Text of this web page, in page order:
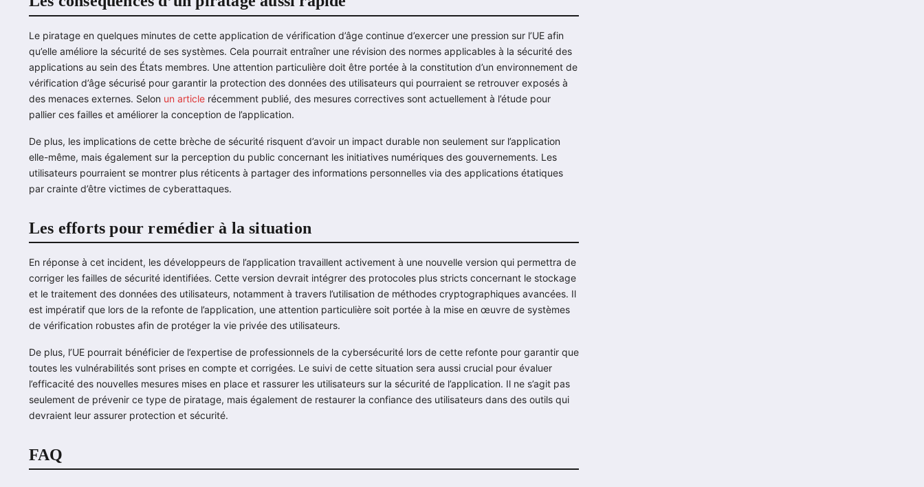
Le piratage en quelques minutes de cette application de vérification d’âge continue d’exercer une pression sur l’UE afin
qu’elle améliore la sécurité de ses systèmes. Cela pourrait entraîner une révision des normes applicables à la sécurité des
applications au sein des États membres. Une attention particulière doit être portée à la constitution d’un environnement de
vérification d’âge sécurisé pour garantir la protection des données des utilisateurs qui pourraient se retrouver exposés à
des menaces externes. Selon un article récemment publié, des mesures correctives sont actuellement à l’étude pour
pallier ces failles et améliorer la conception de l’application.
De plus, les implications de cette brèche de sécurité risquent d’avoir un impact durable non seulement sur l’application
elle-même, mais également sur la perception du public concernant les initiatives numériques des gouvernements. Les
utilisateurs pourraient se montrer plus réticents à partager des informations personnelles via des applications étatiques
par crainte d’être victimes de cyberattaques.
Les efforts pour remédier à la situation
En réponse à cet incident, les développeurs de l’application travaillent activement à une nouvelle version qui permettra de
corriger les failles de sécurité identifiées. Cette version devrait intégrer des protocoles plus stricts concernant le stockage
et le traitement des données des utilisateurs, notamment à travers l’utilisation de méthodes cryptographiques avancées. Il
est impératif que lors de la refonte de l’application, une attention particulière soit portée à la mise en œuvre de systèmes
de vérification robustes afin de protéger la vie privée des utilisateurs.
De plus, l’UE pourrait bénéficier de l’expertise de professionnels de la cybersécurité lors de cette refonte pour garantir que
toutes les vulnérabilités sont prises en compte et corrigées. Le suivi de cette situation sera aussi crucial pour évaluer
l’efficacité des nouvelles mesures mises en place et rassurer les utilisateurs sur la sécurité de l’application. Il ne s’agit pas
seulement de prévenir ce type de piratage, mais également de restaurer la confiance des utilisateurs dans des outils qui
devraient leur assurer protection et sécurité.
FAQ